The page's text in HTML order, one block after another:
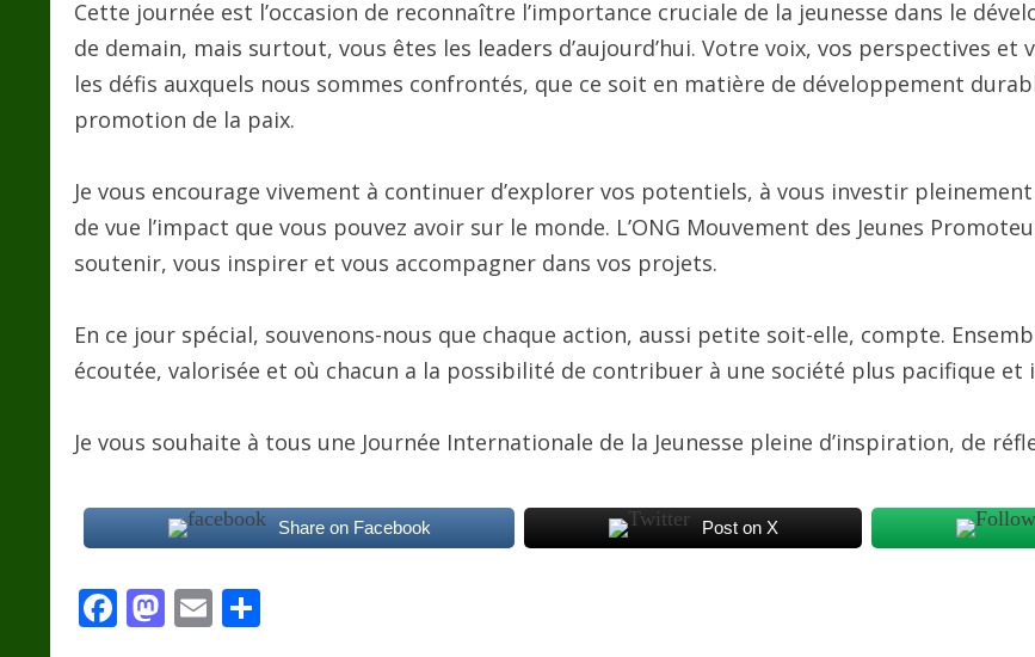
Cette journée est l’occasion de reconnaître l’importance cruciale de la jeunesse dans le
de demain, mais surtout, vous êtes les leaders d’aujourd’hui. Votre voix, vos perspectives
les défis auxquels nous sommes confrontés, que ce soit en matière de développement
promotion de la paix.
Je vous encourage vivement à continuer d’explorer vos potentiels, à vous investir
de vue l’impact que vous pouvez avoir sur le monde. L’ONG Mouvement des Jeunes
soutenir, vous inspirer et vous accompagner dans vos projets.
En ce jour spécial, souvenons-nous que chaque action, aussi petite soit-elle, compte.
écoutée, valorisée et où chacun a la possibilité de contribuer à une société plus pacifique et
Je vous souhaite à tous une Journée Internationale de la Jeunesse pleine d’inspiration, de
Share on Facebook Post on X
Facebook
Mastodon
Email